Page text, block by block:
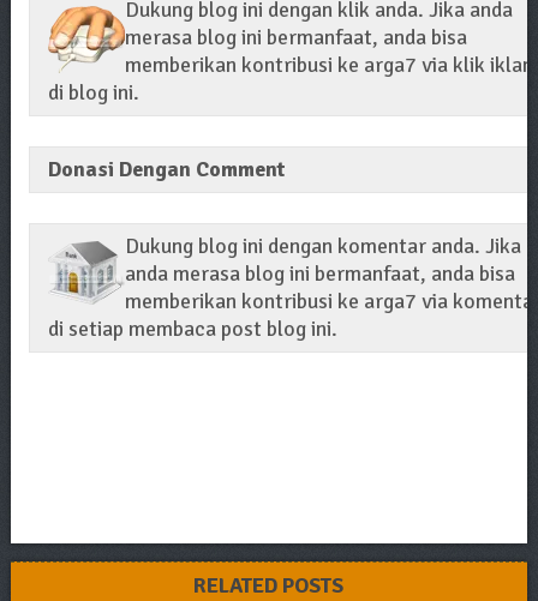
Dukung blog ini dengan klik anda. Jika anda
merasa blog ini bermanfaat, anda bisa
memberikan kontribusi ke arga7 via klik iklan
di blog ini.
Donasi Dengan Comment
Dukung blog ini dengan komentar anda. Jika
anda merasa blog ini bermanfaat, anda bisa
memberikan kontribusi ke arga7 via
di setiap membaca post blog ini.
RELATED POSTS